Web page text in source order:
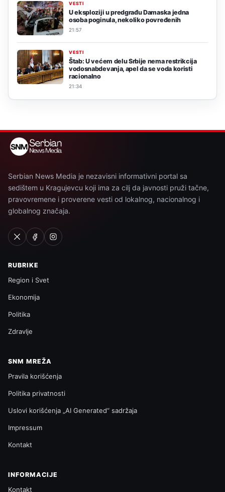
VESTI
U eksploziji u predgrađu Damaska jedna
osoba poginula, nekoliko povređenih
21:57
VESTI
Štab: U većem delu Srbije nema restrikcija
vodosnabdevanja, apel da se voda koristi
racionalno
21:34
Serbian News Media je nezavisni informativni portal sa
sedištem u Kragujevcu koji ima za cilj da javnosti pruži tačne,
pravovremene i proverene vesti od lokalnog, nacionalnog i
globalnog značaja.
RUBRIKE
Region i Svet
Ekonomija
Politika
Zdravlje
SNM MREŽA
Pravila korišćenja
Politika privatnosti
Uslovi korišćenja „AI Generated“ sadržaja
Impressum
Kontakt
INFORMACIJE
Kontakt